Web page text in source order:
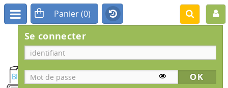
BIBLIOTHÈQUE
MUNICIPALE
Se connecter